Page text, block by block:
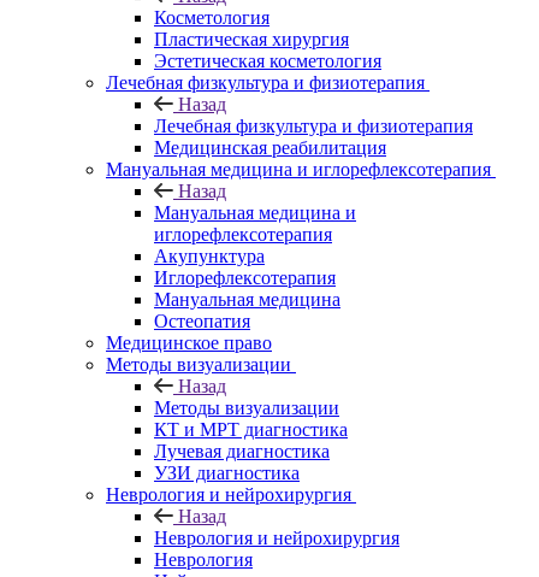
Косметология
Пластическая хирургия
Эстетическая косметология
Лечебная физкультура и физиотерапия
Назад
Лечебная физкультура и физиотерапия
Медицинская реабилитация
Мануальная медицина и иглорефлексотерапия
Назад
Мануальная медицина и
иглорефлексотерапия
Акупунктура
Иглорефлексотерапия
Мануальная медицина
Остеопатия
Медицинское право
Методы визуализации
Назад
Методы визуализации
КТ и МРТ диагностика
Лучевая диагностика
УЗИ диагностика
Неврология и нейрохирургия
Назад
Неврология и нейрохирургия
Неврология